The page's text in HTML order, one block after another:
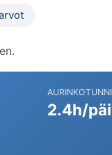
2.4h/